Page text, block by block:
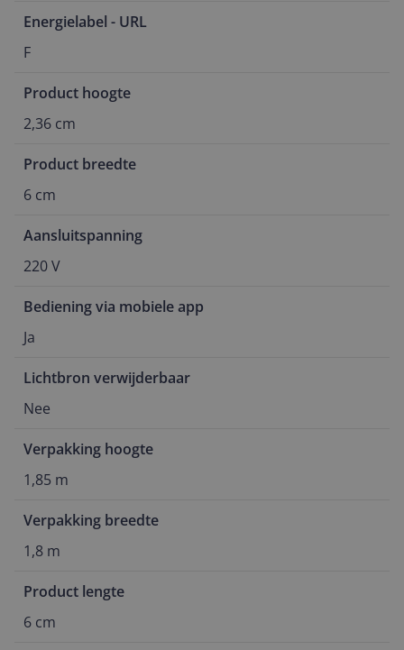
Energielabel - URL
F
Product hoogte
2,36 cm
Product breedte
6 cm
Aansluitspanning
220 V
Bediening via mobiele app
Ja
Lichtbron verwijderbaar
Nee
Verpakking hoogte
1,85 m
Verpakking breedte
1,8 m
Product lengte
6 cm